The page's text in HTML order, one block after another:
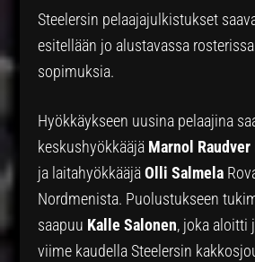
Steelersin pelaajajulkistukset
esitellään jo alustavassa
sopimuksia.
Hyökkäykseen uusina pelaajina
keskushyökkääjä Marnol Raudver
ja laitahyökkääjäOlli Salmela
Nordmenista. Puolustukseen
saapuu Kalle Salonen, joka aloitti
viime kaudella Steelersin